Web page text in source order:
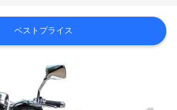
ベストプライス